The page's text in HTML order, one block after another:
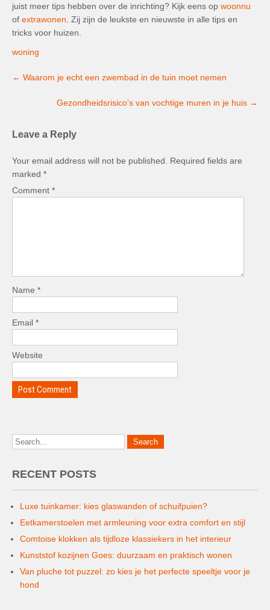
juist meer tips hebben over de inrichting? Kijk eens op woonnu
of extrawonen . Zij zijn de leukste en nieuwste in alle tips en
tricks voor huizen.
woning
navigation
← Waarom je echt een zwembad in de tuin moet nemen
Gezondheidsrisico’s van vochtige muren in je huis →
Leave a Reply
Your email address will not be published.
Required fields are
marked *
Comment *
Name *
Email *
Website
RECENT POSTS
Luxe tuinkamer: kies glaswanden of schuifpuien?
Eetkamerstoelen met armleuning voor extra comfort en stijl
Comtoise klokken als tijdloze klassiekers in het interieur
Kunststof kozijnen Goes: duurzaam en praktisch wonen
Van pluche tot puzzel: zo kies je het perfecte speeltje voor je
hond